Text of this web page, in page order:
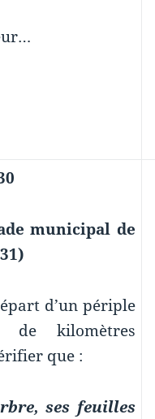
municipal de
d’un périple
de kilomètres
que :
ses feuilles